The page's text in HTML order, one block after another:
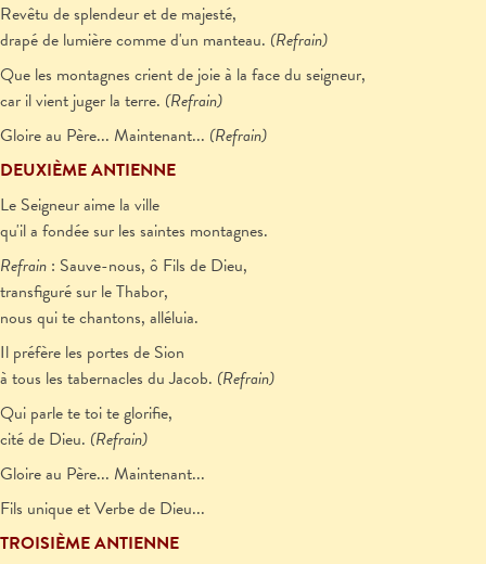
Revêtu de splendeur et de majesté,
drapé de lumière comme d'un manteau. (Refrain)
Que les montagnes crient de joie à la face du seigneur,
car il vient juger la terre. (Refrain)
Gloire au Père... Maintenant... (Refrain)
DEUXIÈME ANTIENNE
Le Seigneur aime la ville
qu'il a fondée sur les saintes montagnes.
Refrain : Sauve-nous, ô Fils de Dieu,
transfiguré sur le Thabor,
nous qui te chantons, alléluia.
Il préfère les portes de Sion
à tous les tabernacles du Jacob. (Refrain)
Qui parle te toi te glorifie,
cité de Dieu. (Refrain)
Gloire au Père... Maintenant...
Fils unique et Verbe de Dieu...
TROISIÈME ANTIENNE